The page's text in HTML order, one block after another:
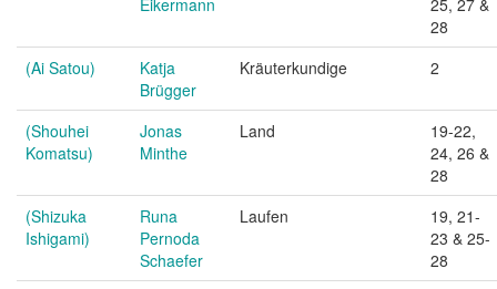
Eikermann
25, 27 &
28
(Ai Satou)
Katja
Brügger
Kräuterkundige 2
(Shouhei
Komatsu)
Jonas
Minthe
Land
19-22,
24, 26 &
28
(Shizuka
Ishigami)
Runa
Pernoda
Schaefer
Laufen
19, 21-
23 & 25-
28